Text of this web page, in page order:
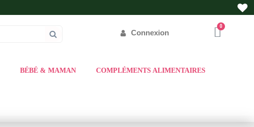
Connexion
BÉBÉ & MAMAN COMPLÉMENTS ALIMENTAIRES